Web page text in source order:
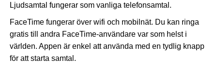
Ljudsamtal fungerar som vanliga telefonsamtal.
FaceTime fungerar över wifi och mobilnät. Du kan ringa
gratis till andra FaceTime-användare var som helst i
världen. Appen är enkel att använda med en tydlig knapp
för att starta samtal.